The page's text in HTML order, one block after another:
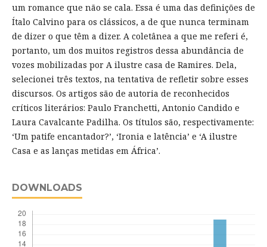
um romance que não se cala. Essa é uma das definições de
Ítalo Calvino para os clássicos, a de que nunca terminam
de dizer o que têm a dizer. A coletânea a que me referi é,
portanto, um dos muitos registros dessa abundância de
vozes mobilizadas por A ilustre casa de Ramires. Dela,
selecionei três textos, na tentativa de refletir sobre esses
discursos. Os artigos são de autoria de reconhecidos
críticos literários: Paulo Franchetti, Antonio Candido e
Laura Cavalcante Padilha. Os títulos são, respectivamente:
‘Um patife encantador?’, ‘Ironia e latência’ e ‘A ilustre
Casa e as lanças metidas em África’.
DOWNLOADS